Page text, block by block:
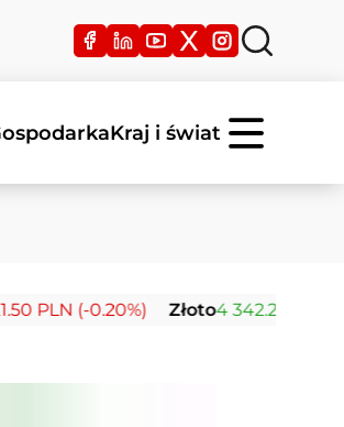
Kraj i świat
(-0.20%) Złoto 4 342.26 USD (0.00%)